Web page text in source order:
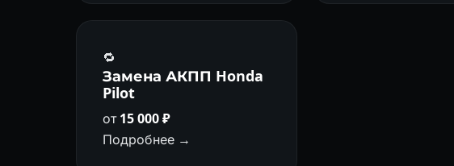
🔁
Замена АКПП Honda
Pilot
от15 000 ₽
Подробнее →